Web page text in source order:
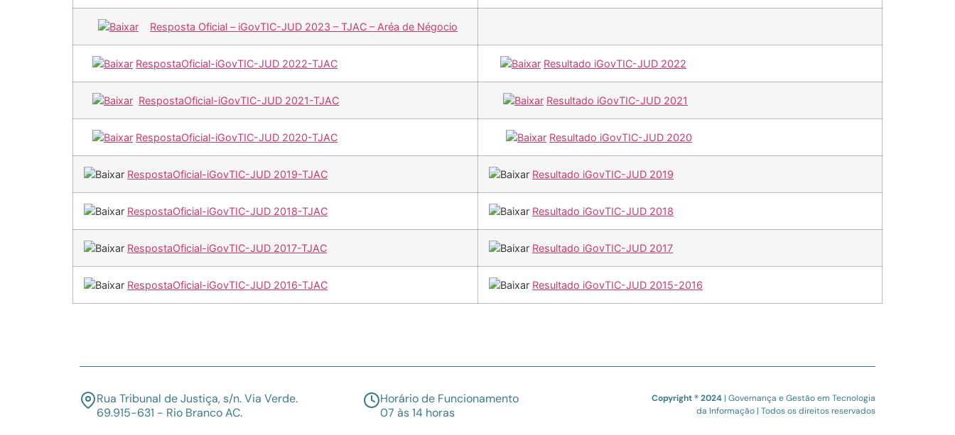
Resposta Oficial – iGovTIC-JUD 2023 – TJAC – Aréa de Négocio
RespostaOficial-iGovTIC-JUD 2022-TJAC Resultado iGovTIC-JUD 2022
RespostaOficial-iGovTIC-JUD 2021-TJAC Resultado iGovTIC-JUD 2021
RespostaOficial-iGovTIC-JUD 2020-TJAC Resultado iGovTIC-JUD 2020
RespostaOficial-iGovTIC-JUD 2019-TJAC Resultado iGovTIC-JUD 2019
RespostaOficial-iGovTIC-JUD 2018-TJAC Resultado iGovTIC-JUD 2018
RespostaOficial-iGovTIC-JUD 2017-TJAC Resultado iGovTIC-JUD 2017
RespostaOficial-iGovTIC-JUD 2016-TJAC Resultado iGovTIC-JUD 2015-2016
Rua Tribunal de Justiça, s/n. Via Verde.
69.915-631 - Rio Branco AC.
Horário de Funcionamento
07 às 14 horas
Copyright ® 2024 | Governança e Gestão em Tecnologia
da Informação | Todos os direitos reservados